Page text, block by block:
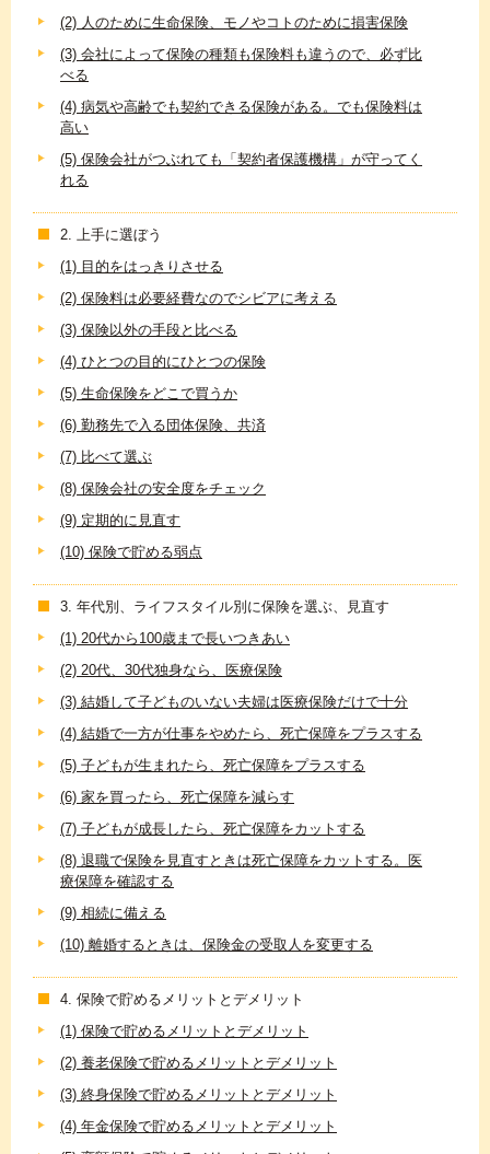
(2) 人のために生命保険、モノやコトのために損害保険
(3) 会社によって保険の種類も保険料も違うので、必ず比
べる
(4) 病気や高齢でも契約できる保険がある。でも保険料は
高い
(5) 保険会社がつぶれても「契約者保護機構」が守ってく
れる
2. 上手に選ぼう
(1) 目的をはっきりさせる
(2) 保険料は必要経費なのでシビアに考える
(3) 保険以外の手段と比べる
(4) ひとつの目的にひとつの保険
(5) 生命保険をどこで買うか
(6) 勤務先で入る団体保険、共済
(7) 比べて選ぶ
(8) 保険会社の安全度をチェック
(9) 定期的に見直す
(10) 保険で貯める弱点
3. 年代別、ライフスタイル別に保険を選ぶ、見直す
(1) 20代から100歳まで長いつきあい
(2) 20代、30代独身なら、医療保険
(3) 結婚して子どものいない夫婦は医療保険だけで十分
(4) 結婚で一方が仕事をやめたら、死亡保障をプラスする
(5) 子どもが生まれたら、死亡保障をプラスする
(6) 家を買ったら、死亡保障を減らす
(7) 子どもが成長したら、死亡保障をカットする
(8) 退職で保険を見直すときは死亡保障をカットする。医
療保障を確認する
(9) 相続に備える
(10) 離婚するときは、保険金の受取人を変更する
4. 保険で貯めるメリットとデメリット
(1) 保険で貯めるメリットとデメリット
(2) 養老保険で貯めるメリットとデメリット
(3) 終身保険で貯めるメリットとデメリット
(4) 年金保険で貯めるメリットとデメリット